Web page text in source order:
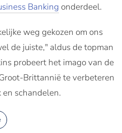
Banking onderdeel.
weg gekozen om ons
de juiste," aldus de topman
probeert het imago van de
Brittannië te verbeteren
schandelen.